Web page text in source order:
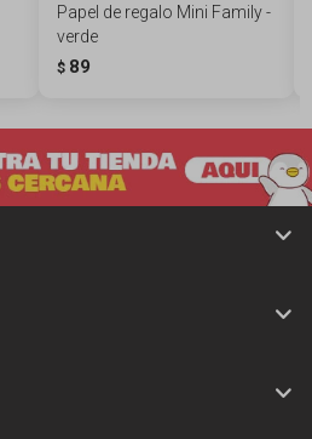
Papel de regalo Mini Family -
verde
$ 89